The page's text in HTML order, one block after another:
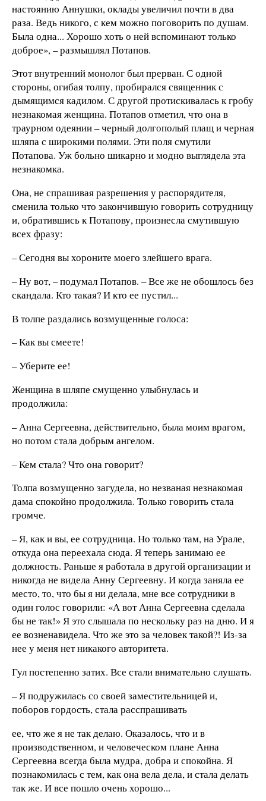
настоянию Аннушки, оклады увеличил почти в два
раза. Ведь никого, с кем можно поговорить по душам.
Была одна... Хорошо хоть о ней вспоминают только
доброе», – размышлял Потапов.
Этот внутренний монолог был прерван. С одной
стороны, огибая толпу, пробирался священник с
дымящимся кадилом. С другой протискивалась к гробу
незнакомая женщина. Потапов отметил, что она в
траурном одеянии – черный долгополый плащ и черная
шляпа с широкими полями. Эти поля смутили
Потапова. Уж больно шикарно и модно выглядела эта
незнакомка.
Она, не спрашивая разрешения у распорядителя,
сменила только что закончившую говорить сотрудницу
и, обратившись к Потапову, произнесла смутившую
всех фразу:
– Сегодня вы хороните моего злейшего врага.
– Ну вот, – подумал Потапов. – Все же не обошлось без
скандала. Кто такая? И кто ее пустил...
В толпе раздались возмущенные голоса:
– Как вы смеете!
– Уберите ее!
Женщина в шляпе смущенно улыбнулась и
продолжила:
– Анна Сергеевна, действительно, была моим врагом,
но потом стала добрым ангелом.
– Кем стала? Что она говорит?
Толпа возмущенно загудела, но незваная незнакомая
дама спокойно продолжила. Только говорить стала
громче.
– Я, как и вы, ее сотрудница. Но только там, на Урале,
откуда она переехала сюда. Я теперь занимаю ее
должность. Раньше я работала в другой организации и
никогда не видела Анну Сергеевну. И когда заняла ее
место, то, что бы я ни делала, мне все сотрудники в
один голос говорили: «А вот Анна Сергеевна сделала
бы не так!» Я это слышала по нескольку раз на дню. И я
ее возненавидела. Что же это за человек такой?! Из-за
нее у меня нет никакого авторитета.
Гул постепенно затих. Все стали внимательно слушать.
– Я подружилась со своей заместительницей и,
поборов гордость, стала расспрашивать
ее, что же я не так делаю. Оказалось, что и в
производственном, и человеческом плане Анна
Сергеевна всегда была мудра, добра и спокойна. Я
познакомилась с тем, как она вела дела, и стала делать
так же. И все пошло очень хорошо...